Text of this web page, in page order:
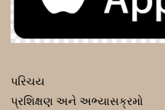
પરિચય
પ્રશિક્ષણ અને અભ્યાસક્રમો